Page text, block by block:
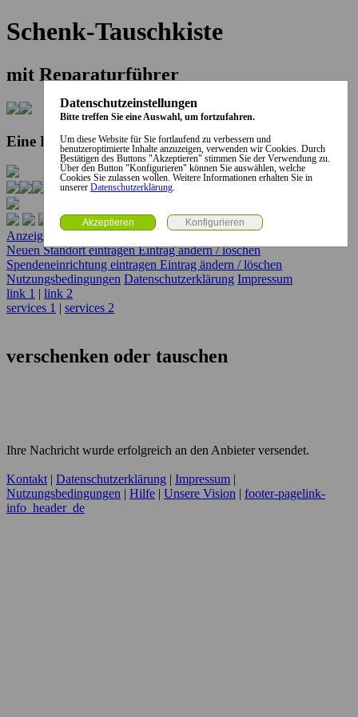
Schenk-Tauschkiste
mit Reparaturführer
Eine Kooperation der Stadt und des Landkreises...
Anzeige erstellen
Neuen Standort eintragenEintrag ändern / löschen
Spendeneinrichtung eintragen Eintrag ändern / löschen
Nutzungsbedingungen Datenschutzerklärung Impressum
link 1 | link 2
services 1 | services 2
verschenken oder tauschen
Ihre Nachricht wurde erfolgreich an den Anbieter versendet.
Kontakt| Datenschutzerklärung Impressum
Nutzungsbedingungen
Hilfe Unsere Vision
footer-pagelink-
info_header_de
Datenschutzeinstellungen
Bitte treffen Sie eine Auswahl, um fortzufahren.
Um diese Website für Sie fortlaufend zu verbessern und
benutzeroptimierte Inhalte anzuzeigen, verwenden wir Cookies. Durch
Bestätigen des Buttons "Akzeptieren" stimmen Sie der Verwendung zu.
Über den Button "Konfigurieren" können Sie auswählen, welche
Cookies Sie zulassen wollen. Weitere Informationen erhalten Sie in
unserer Datenschutzerklärung.